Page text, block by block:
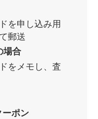
を申し込み用
郵送
場合
をメモし、査
ーポン